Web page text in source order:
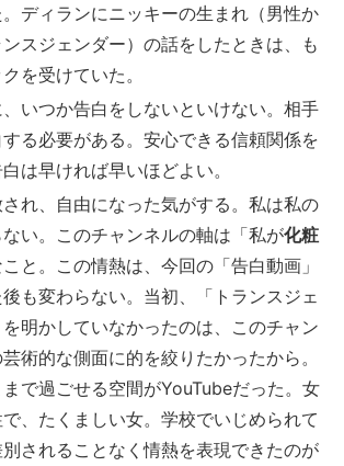
ディランにニッキーの生まれ（男性か
スジェンダー）の話をしたときは、も
を受けていた。
いつか告白をしないといけない。相手
る必要がある。安心できる信頼関係を
は早ければ早いほどよい。
れ、自由になった気がする。私は私の
い。このチャンネルの軸は「私が化粧
こと。この情熱は、今回の「告白動画」
も変わらない。当初、「トランスジェ
明かしていなかったのは、このチャン
術的な側面に的を絞りたかったから。
で過ごせる空間がYouTubeだった。女
、たくましい女。学校でいじめられて
されることなく情熱を表現できたのが